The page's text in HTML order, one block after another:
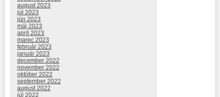
august 2023
júl 2023
jún 2023
máj 2023
apríl 2023
marec 2023
február 2023
január 2023
december 2022
november 2022
október 2022
september 2022
august 2022
júl 2022